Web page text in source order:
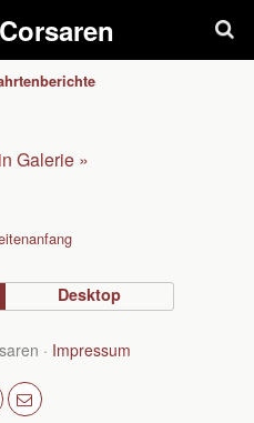
Galerie »
Desktop
· Impressum